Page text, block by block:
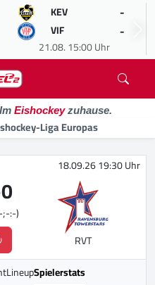
KEV -
VIF -
21.08. 15:00 Uhr
Eishockeyzuhause.
Liga Europas
18.09.26 19:30 Uhr
0
:-)
RVT
LineupSpielerstats